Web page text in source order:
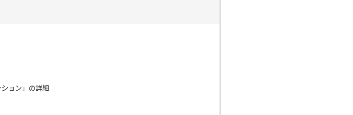
ョン」の詳細